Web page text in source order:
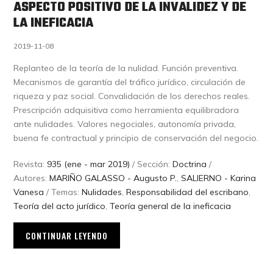
ASPECTO POSITIVO DE LA INVALIDEZ Y DE
LA INEFICACIA
2019-11-08
Replanteo de la teoría de la nulidad. Función preventiva.
Mecanismos de garantía del tráfico jurídico, circulación de
riqueza y paz social. Convalidación de los derechos reales.
Prescripción adquisitiva como herramienta equilibradora
ante nulidades. Valores negociales, autonomía privada,
buena fe contractual y principio de conservación del negocio.
Revista: 935 (ene - mar 2019) / Sección:Doctrina /
Autores:MARIÑO GALASSO - Augusto P.,SALIERNO - Karina
Vanesa / Temas:Nulidades,Responsabilidad del escribano,
Teoría del acto jurídico,Teoría general de la ineficacia
CONTINUAR LEYENDO